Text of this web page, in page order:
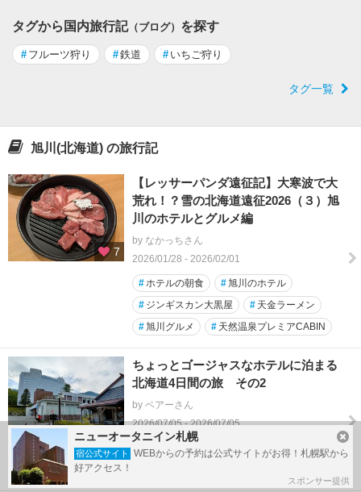
タグから国内旅行記（ブログ） を探す
# フルーツ狩り #鉄道 # いちご狩り
タグ一覧
旭川(北海道) の旅行記
7
【レッサーパンダ遠征記】大寒波で大
荒れ！？雪の北海道遠征2026（３）旭
川のホテルとグルメ編
by なかっちさん
2026/01/28 - 2026/02/01
# ホテルの朝食 #旭川のホテル
# ジンギスカン大黒屋 # 天金ラーメン
#旭川グルメ # 天然温泉プレミアCABIN
3
ちょっとゴージャスなホテルに泊まる
北海道4日間の旅 その2
by ベアーさん
2026/07/05 - 2026/07/05
#旭山動物園 #四季彩の丘
ニューオータニイン札幌
宿公式サイト
WEBからの予約は公式サイトがお得！札幌駅から
好アクセス！
スポンサー提供